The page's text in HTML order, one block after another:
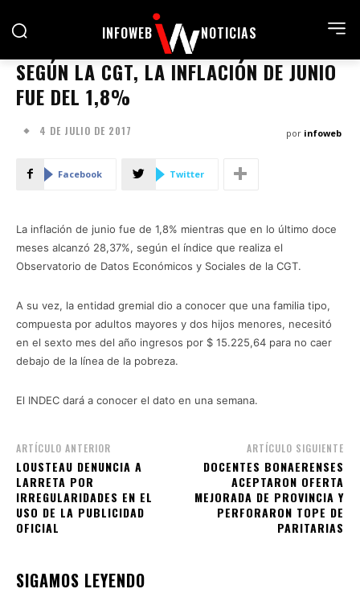
INFOWEB NOTICIAS
SEGÚN LA CGT, LA INFLACIÓN DE JUNIO
FUE DEL 1,8%
4 DE JULIO DE 2017 por infoweb
Facebook Twitter
La inflación de junio fue de 1,8% mientras que en lo último doce
meses alcanzó 28,37%, según el índice que realiza el
Observatorio de Datos Económicos y Sociales de la CGT.
A su vez, la entidad gremial dio a conocer que una familia tipo,
compuesta por adultos mayores y dos hijos menores, necesitó
en el sexto mes del año ingresos por $ 15.225,64 para no caer
debajo de la línea de la pobreza.
El INDEC dará a conocer el dato en una semana.
ARTÍCULO ANTERIOR
LOUSTEAU DENUNCIA A
LARRETA POR
IRREGULARIDADES EN EL
USO DE LA PUBLICIDAD
OFICIAL
ARTÍCULO SIGUIENTE
DOCENTES BONAERENSES
ACEPTARON OFERTA
MEJORADA DE PROVINCIA Y
PERFORARON TOPE DE
PARITARIAS
SIGAMOS LEYENDO